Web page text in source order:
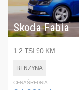
Skoda Fabia
1.2 TSI 90 KM
BENZYNA
CENA ŚREDNIA